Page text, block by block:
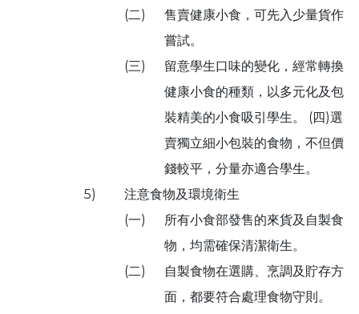
(二)
售賣健康小食，可先入少量貨作
嘗試。
(三)
留意學生口味的變化，經常轉換
健康小食的種類，以多元化及包
裝精美的小食吸引學生。 (四)選
賣獨立細小包裝的食物，不但價
錢較平，分量亦適合學生。
5)
注意食物及環境衛生
(一)
所有小食部發售的來貨及自製食
物，均需確保清潔衛生。
(二)
自製食物在選購、烹調及貯存方
面，都要符合處理食物守則。